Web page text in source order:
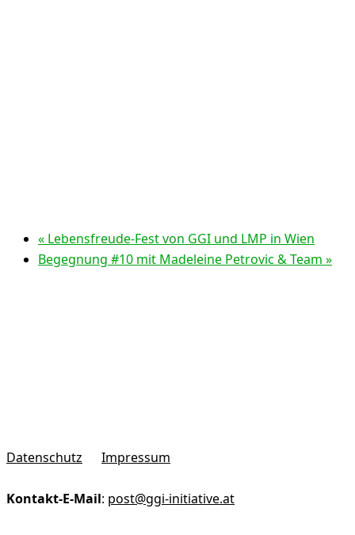
« Lebensfreude-Fest von GGI und LMP in Wien
Begegnung #10 mit Madeleine Petrovic & Team »
Datenschutz Impressum
Kontakt-E-Mail: post@ggi-initiative.at